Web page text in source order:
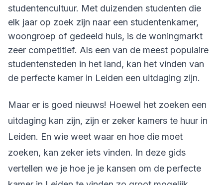
studentencultuur. Met duizenden studenten die
elk jaar op zoek zijn naar een studentenkamer,
woongroep of gedeeld huis, is de woningmarkt
zeer competitief. Als een van de meest populaire
studentensteden in het land, kan het vinden van
de perfecte kamer in Leiden een uitdaging zijn.
Maar er is goed nieuws! Hoewel het zoeken een
uitdaging kan zijn, zijn er zeker kamers te huur in
Leiden. En wie weet waar en hoe die moet
zoeken, kan zeker iets vinden. In deze gids
vertellen we je hoe je je kansen om de perfecte